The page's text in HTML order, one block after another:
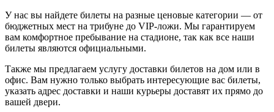
У нас вы найдете билеты на разные ценовые категории — от
бюджетных мест на трибуне до VIP-ложи. Мы гарантируем
вам комфортное пребывание на стадионе, так как все наши
билеты являются официальными.
Также мы предлагаем услугу доставки билетов на дом или в
офис. Вам нужно только выбрать интересующие вас билеты,
указать адрес доставки и наши курьеры доставят их прямо до
вашей двери.